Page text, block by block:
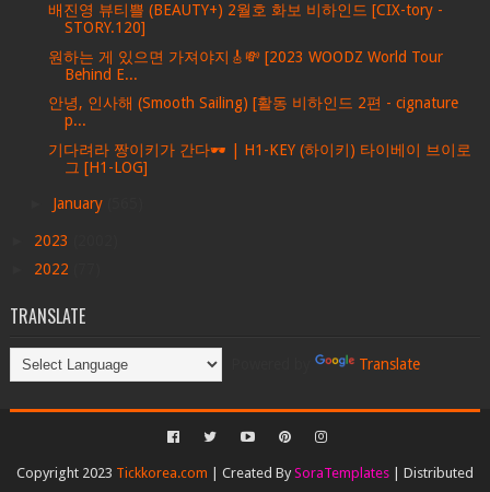
배진영 뷰티쁠 (BEAUTY+) 2월호 화보 비하인드 [CIX-tory -
STORY.120]
원하는 게 있으면 가져야지🎸💸 [2023 WOODZ World Tour
Behind E...
안녕, 인사해 (Smooth Sailing) [활동 비하인드 2편 - cignature
p...
기다려라 짱이키가 간다🕶️ | H1-KEY (하이키) 타이베이 브이로
그 [H1-LOG]
January
2023
2022
TRANSLATE
Translate
Copyright 2023 Tickkorea.com | Created By SoraTemplates| Distributed